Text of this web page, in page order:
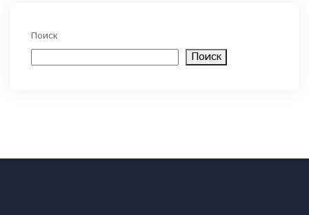
Поиск
Поиск